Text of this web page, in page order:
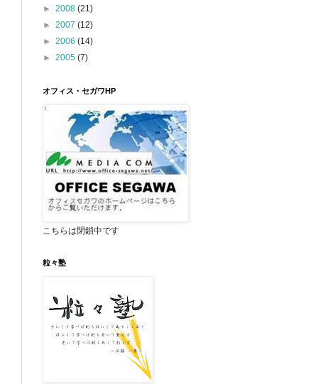
► 2008 (21)
► 2007 (12)
► 2006 (14)
► 2005 (7)
オフィス・セガワHP
こちらは閉鎖中です
粒々塾